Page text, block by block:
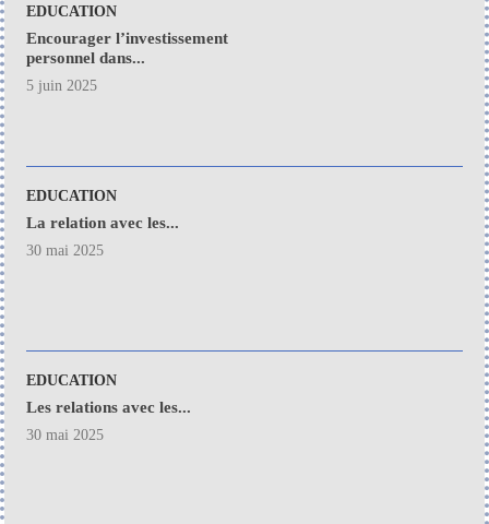
EDUCATION
Encourager l’investissement
personnel dans...
5 juin 2025
EDUCATION
La relation avec les...
30 mai 2025
EDUCATION
Les relations avec les...
30 mai 2025